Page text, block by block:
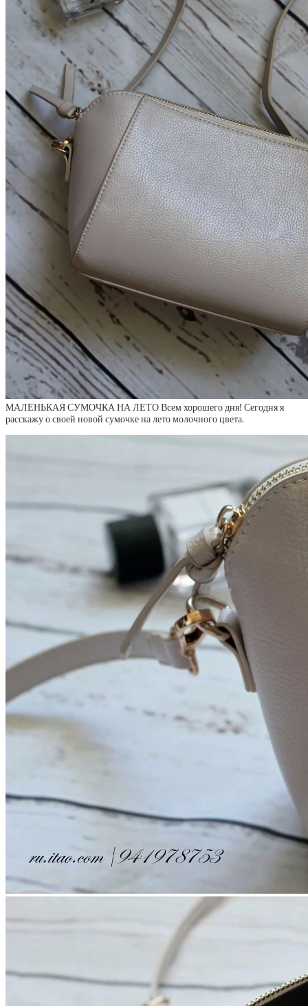
МАЛЕНЬКАЯ СУМОЧКА НА ЛЕТО Всем хорошего дня! Сегодня я
расскажу о своей новой сумочке на лето молочного цвета.